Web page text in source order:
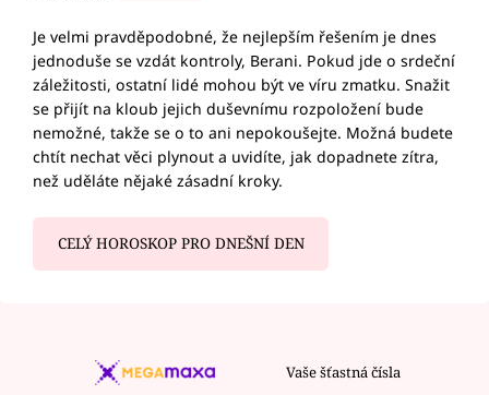
Je velmi pravděpodobné, že nejlepším řešením je dnes
jednoduše se vzdát kontroly, Berani. Pokud jde o srdeční
záležitosti, ostatní lidé mohou být ve víru zmatku. Snažit
se přijít na kloub jejich duševnímu rozpoložení bude
nemožné, takže se o to ani nepokoušejte. Možná budete
chtít nechat věci plynout a uvidíte, jak dopadnete zítra,
než uděláte nějaké zásadní kroky.
CELÝ HOROSKOP PRO DNEŠNÍ DEN
Vaše šťastná čísla